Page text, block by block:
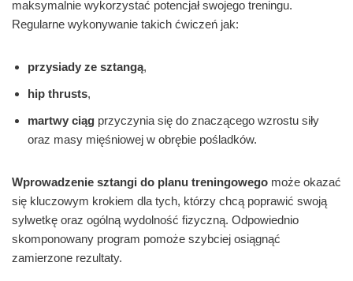
maksymalnie wykorzystać potencjał swojego treningu.
Regularne wykonywanie takich ćwiczeń jak:
przysiady ze sztangą,
hip thrusts,
martwy ciąg przyczynia się do znaczącego wzrostu siły
oraz masy mięśniowej w obrębie pośladków.
Wprowadzenie sztangi do planu treningowego może okazać
się kluczowym krokiem dla tych, którzy chcą poprawić swoją
sylwetkę oraz ogólną wydolność fizyczną. Odpowiednio
skomponowany program pomoże szybciej osiągnąć
zamierzone rezultaty.